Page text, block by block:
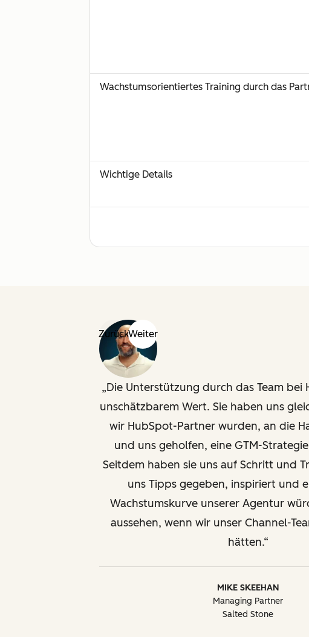
Wachstumsorientiertes Training durch das
Wichtige Details
ZurückWeiter
Die Unterstützung durch das Team bei
unschätzbarem Wert. Sie haben uns
wir HubSpot-Partner wurden, an die
und uns geholfen, eine GTM-
Seitdem haben sie uns auf Schritt und
uns Tipps gegeben, inspiriert und
Wachstumskurve unserer Agentur
aussehen, wenn wir unser Channel-
hätten.
MIKE SKEEHAN
Managing Partner
Salted Stone